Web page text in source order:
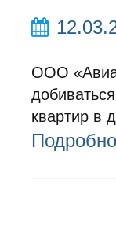
ООО
квартир в
Подробно